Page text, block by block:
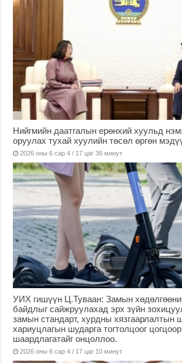
Нийгмийн даатгалын ерөнхий хуульд
оруулах тухай хуулийн төсөл өргөн
2026 оны 6 сар 4 / 17 цаг 36 минут
УИХ гишүүн Ц.Туваан: Замын
байдлыг сайжруулахад эрх зүйн
замын стандарт, хурдны хязгаарлалтын
хариуцлагын шударга тогтолцоог
шаардлагатайг онцоллоо.
2026 оны 6 сар 4 / 17 цаг 10 минут